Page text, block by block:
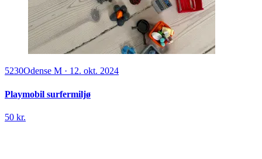
5230Odense M · 12. okt. 2024
Playmobil surfermiljø
50 kr.